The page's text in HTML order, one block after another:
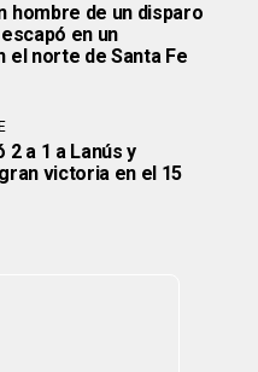
hombre de un disparo
en un
el norte de Santa Fe
2 a 1 a Lanús y
victoria en el 15